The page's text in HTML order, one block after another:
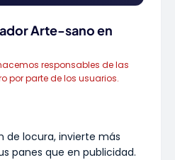
Arte-sano en
responsables de las
por parte de los usuarios.
de locura, invierte más
panes que en publicidad.